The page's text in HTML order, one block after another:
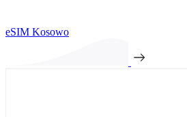
eSIM Kosowo